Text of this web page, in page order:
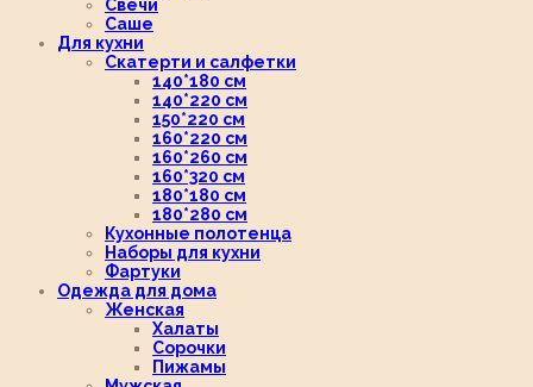
Свечи
Саше
Для кухни
Скатерти и салфетки
140*180 см
140*220 см
150*220 см
160*220 см
160*260 см
160*320 см
180*180 см
180*280 см
Кухонные полотенца
Наборы для кухни
Фартуки
Одежда для дома
Женская
Халаты
Сорочки
Пижамы